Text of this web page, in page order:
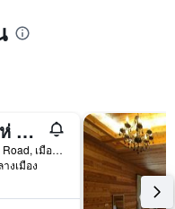
หลางชินไห่ อินน์
No.182, Dawan Road, เมืองเหิงชุน, ไต้หวัน
งเมือง